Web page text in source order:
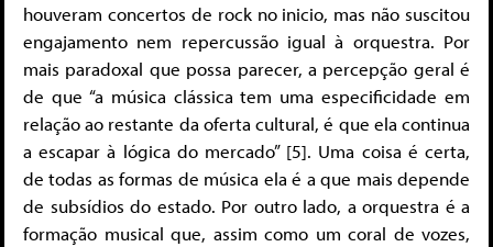
houveram concertos de rock no inicio, mas não suscitou
engajamento nem repercussão igual à orquestra. Por
mais paradoxal que possa parecer, a percepção geral é
de que “a música clássica tem uma especificidade em
relação ao restante da oferta cultural, é que ela continua
a escapar à lógica do mercado” [5]. Uma coisa é certa,
de todas as formas de música ela é a que mais depende
de subsídios do estado. Por outro lado, a orquestra é a
formação musical que, assim como um coral de vozes,